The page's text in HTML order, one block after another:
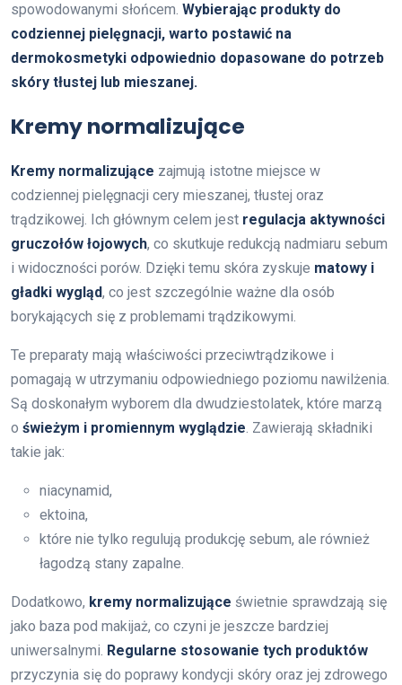
spowodowanymi słońcem. Wybierając produkty do
codziennej pielęgnacji, warto postawić na
dermokosmetyki odpowiednio dopasowane do potrzeb
skóry tłustej lub mieszanej.
Kremy normalizujące
Kremy normalizujące zajmują istotne miejsce w
codziennej pielęgnacji cery mieszanej, tłustej oraz
trądzikowej. Ich głównym celem jest regulacja aktywności
gruczołów łojowych, co skutkuje redukcją nadmiaru sebum
i widoczności porów. Dzięki temu skóra zyskuje matowy i
gładki wygląd, co jest szczególnie ważne dla osób
borykających się z problemami trądzikowymi.
Te preparaty mają właściwości przeciwtrądzikowe i
pomagają w utrzymaniu odpowiedniego poziomu nawilżenia.
Są doskonałym wyborem dla dwudziestolatek, które marzą
o świeżym i promiennym wyglądzie. Zawierają składniki
takie jak:
niacynamid,
ektoina,
które nie tylko regulują produkcję sebum, ale również
łagodzą stany zapalne.
Dodatkowo, kremy normalizujące świetnie sprawdzają się
jako baza pod makijaż, co czyni je jeszcze bardziej
uniwersalnymi. Regularne stosowanie tych produktów
przyczynia się do poprawy kondycji skóry oraz jej zdrowego